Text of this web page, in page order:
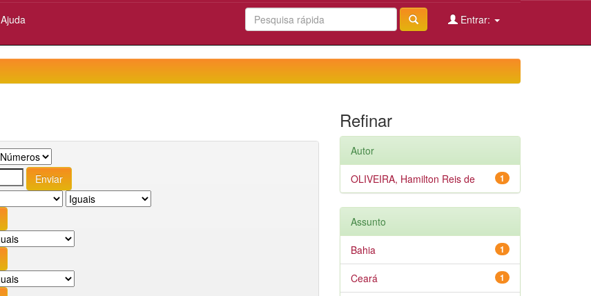
Ajuda Entrar:
Refinar
Autor
1
OLIVEIRA, Hamilton Reis de
Assunto
1
Bahia
1
Ceará